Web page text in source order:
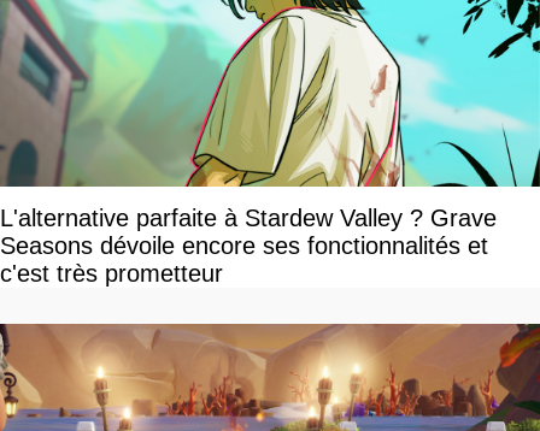
L'alternative parfaite à Stardew Valley ? Grave
Seasons dévoile encore ses fonctionnalités et
c'est très prometteur